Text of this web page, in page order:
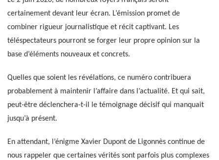
certainement devant leur écran. L’émission promet de
combiner rigueur journalistique et récit captivant. Les
téléspectateurs pourront se forger leur propre opinion sur la
base d’éléments nouveaux et concrets.
Quelles que soient les révélations, ce numéro contribuera
probablement à maintenir l’affaire dans l’actualité. Et qui sait,
peut-être déclenchera-t-il le témoignage décisif qui manquait
jusqu’à présent.
En attendant, l’énigme Xavier Dupont de Ligonnès continue de
nous rappeler que certaines vérités sont parfois plus complexes